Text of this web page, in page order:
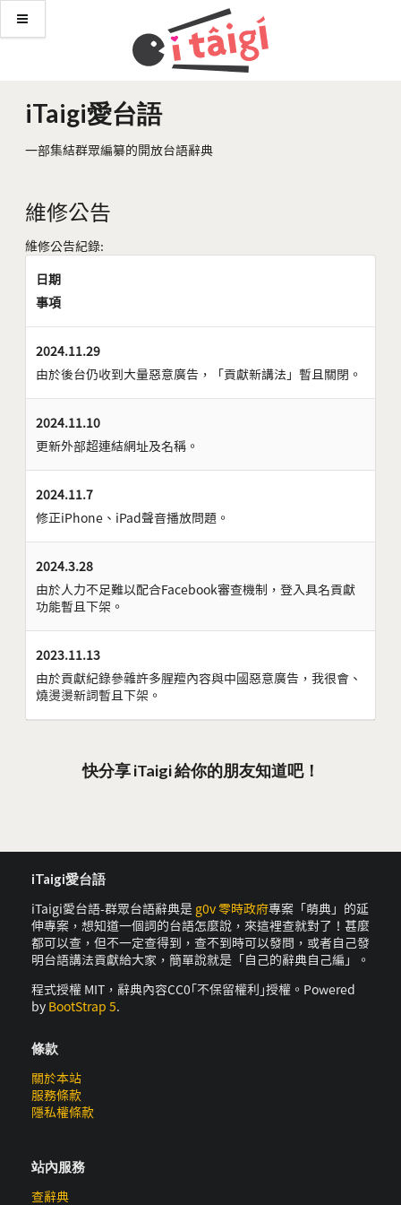
iTaigi愛台語
一部集結群眾編纂的開放台語辭典
維修公告
維修公告紀錄:
日期
事項
2024.11.29
由於後台仍收到大量惡意廣告，「貢獻新講法」暫且關閉。
2024.11.10
更新外部超連結網址及名稱。
2024.11.7
修正iPhone、iPad聲音播放問題。
2024.3.28
由於人力不足難以配合Facebook審查機制，登入具名貢獻
功能暫且下架。
2023.11.13
由於貢獻紀錄參雜許多腥羶內容與中國惡意廣告，我很會、
燒燙燙新詞暫且下架。
快分享 iTaigi 給你的朋友知道吧！
iTaigi愛台語
iTaigi愛台語-群眾台語辭典是 g0v 零時政府專案「萌典」的延
伸專案，想知道一個詞的台語怎麼說，來這裡查就對了！甚麼
都可以查，但不一定查得到，查不到時可以發問，或者自己發
明台語講法貢獻給大家，簡單說就是「自己的辭典自己編」。
程式授權 MIT，辭典內容CC0｢不保留權利｣授權。Powered
by BootStrap 5.
條款
關於本站
服務條款
隱私權條款
站內服務
查辭典